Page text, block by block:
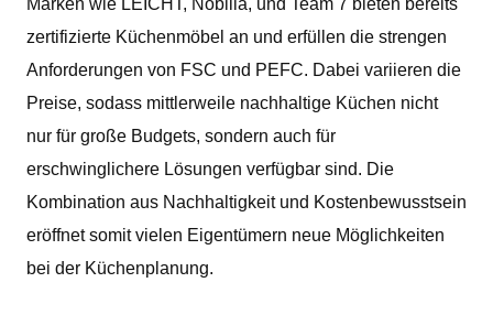
Marken wie LEICHT, Nobilia, und Team 7 bieten bereits
zertifizierte Küchenmöbel an und erfüllen die strengen
Anforderungen von FSC und PEFC. Dabei variieren die
Preise, sodass mittlerweile nachhaltige Küchen nicht
nur für große Budgets, sondern auch für
erschwinglichere Lösungen verfügbar sind. Die
Kombination aus Nachhaltigkeit und Kostenbewusstsein
eröffnet somit vielen Eigentümern neue Möglichkeiten
bei der Küchenplanung.